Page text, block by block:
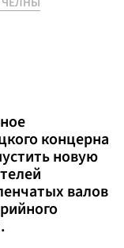
концерна
новую
валов